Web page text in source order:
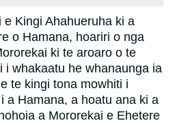
Kingi Ahahueruha ki a
o Hamana, hoariri o nga
ki te aroaro o te
i whakaatu he whanaunga ia
te kingi tona mowhiti i
a Hamana, a hoatu ana ki a
a Mororekai e Ehetere